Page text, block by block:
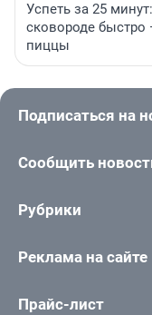
Успеть за 25
сковороде быстро
пиццы
Подписаться на
Сообщить
Рубрики
Реклама на сайте
Прайс-лист